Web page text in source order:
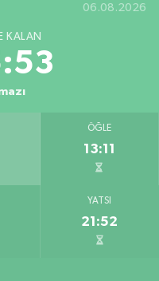
06.08.2026
KALAN
ÖĞLE
13:11
YATSI
21:52